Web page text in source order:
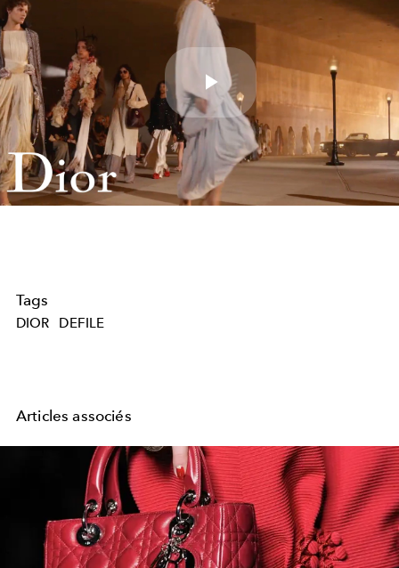
Play
Video
Tags
DIOR DEFILE
Articles associés